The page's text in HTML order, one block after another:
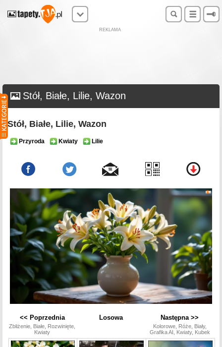
REKLAMA
Stół, Białe, Lilie, Wazon
Stół, Białe, Lilie, Wazon
Przyroda Kwiaty Lilie
<< Poprzednia
Zbliżenie, Białe, Rozwinięte,
Kwiaty
Losowa Następna >>
Kolorowe, Róże, Biały,
Grafika AI, Kwiaty, Kubek